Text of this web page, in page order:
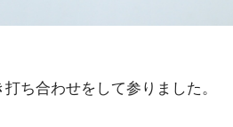
ち合わせをして参りました。